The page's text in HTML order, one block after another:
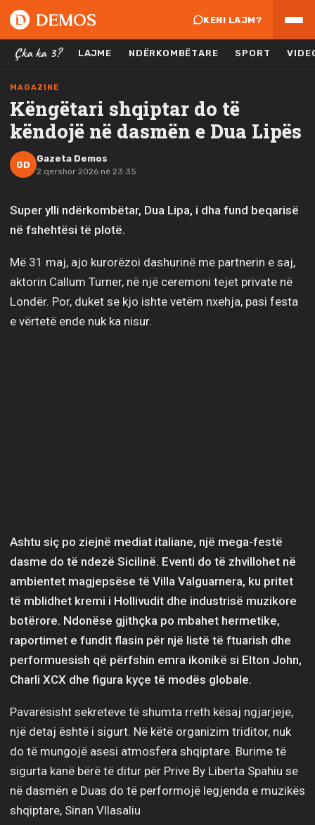
KENI LAJM?
Çka ka 3? LAJME NDËRKOMBËTARE SPORT
MAGAZINE
Këngëtari shqiptar do të
këndojë në dasmën e Dua Lipës
GD
Gazeta Demos
2 qershor 2026 në 23:35
Super ylli ndërkombëtar, Dua Lipa, i dha fund beqarisë
në fshehtësi të plotë.
Më 31 maj, ajo kurorëzoi dashurinë me partnerin e saj,
aktorin Callum Turner, në një ceremoni tejet private në
Londër. Por, duket se kjo ishte vetëm nxehja, pasi festa
e vërtetë ende nuk ka nisur.
Ashtu siç po ziejnë mediat italiane, një mega-festë
dasme do të ndezë Sicilinë. Eventi do të zhvillohet në
ambientet magjepsëse të Villa Valguarnera, ku pritet
të mblidhet kremi i Hollivudit dhe industrisë muzikore
botërore. Ndonëse gjithçka po mbahet hermetike,
raportimet e fundit flasin për një listë të ftuarish dhe
performuesish që përfshin emra ikonikë si Elton John,
Charli XCX dhe figura kyçe të modës globale.
Pavarësisht sekreteve të shumta rreth kësaj ngjarjeje,
një detaj është i sigurt. Në këtë organizim triditor, nuk
do të mungojë asesi atmosfera shqiptare. Burime të
sigurta kanë bërë të ditur për Prive By Liberta Spahiu se
në dasmën e Duas do të performojë legjenda e muzikës
shqiptare, Sinan Vllasaliu